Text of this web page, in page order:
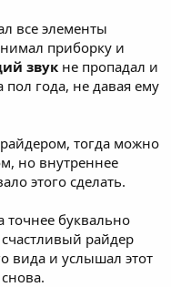
все элементы
приборку и
звук не пропадал и
пол года, не давая ему
тогда можно
но внутреннее
этого сделать.
точнее буквально
райдер
вида и услышал этот
снова.